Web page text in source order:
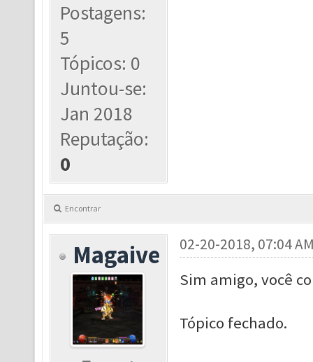
Postagens:
5
Tópicos: 0
Juntou-se:
Jan 2018
Reputação:
0
Encontrar
Magaive 02-20-2018, 07:04
Sim amigo, você
Tópico fechado.